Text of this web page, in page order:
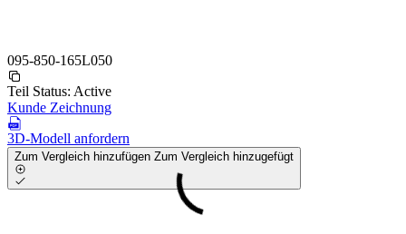
095-850-165L050
Teil Status: Active
Kunde Zeichnung
3D-Modell anfordern
Zum Vergleich hinzufügen Zum Vergleich hinzugefügt